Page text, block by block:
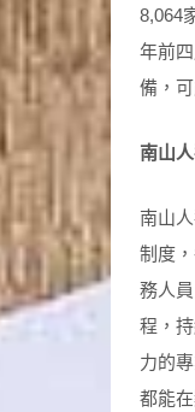
8,064
年前
備，
南山
南山
制度
務人
程，
力的
都能